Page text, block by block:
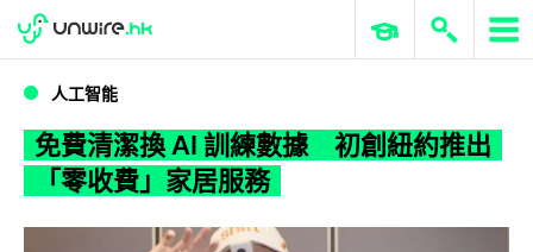
WWDC 2026 ERP 與商業 AI
人工智能
免費清潔換 AI 訓練數據 初創紐約推出
「零收費」家居服務